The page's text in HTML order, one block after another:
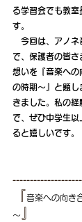
る学習会でも教
す。
今回は、アノネ
で、保護者の皆さ
想いを『音楽への
の時期～』と題し
きました。私の
で、ぜひ中学生以
ると嬉しいです。
音楽への向き
～